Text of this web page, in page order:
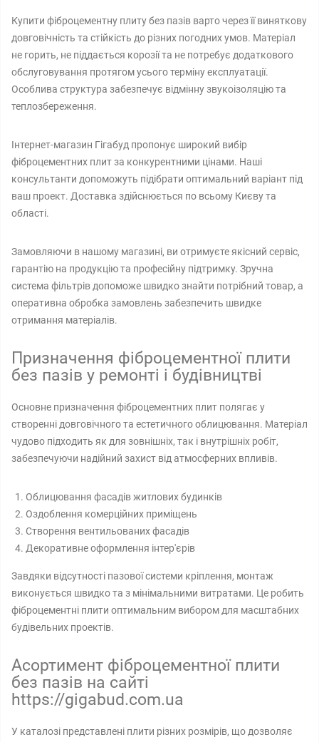
Купити фіброцементну плиту без пазів варто через її виняткову
довговічність та стійкість до різних погодних умов. Матеріал
не горить, не піддається корозії та не потребує додаткового
обслуговування протягом усього терміну експлуатації.
Особлива структура забезпечує відмінну звукоізоляцію та
теплозбереження.
Інтернет-магазин Гігабуд пропонує широкий вибір
фіброцементних плит за конкурентними цінами. Наші
консультанти допоможуть підібрати оптимальний варіант під
ваш проект. Доставка здійснюється по всьому Києву та
області.
Замовляючи в нашому магазині, ви отримуєте якісний сервіс,
гарантію на продукцію та професійну підтримку. Зручна
система фільтрів допоможе швидко знайти потрібний товар, а
оперативна обробка замовлень забезпечить швидке
отримання матеріалів.
Призначення фіброцементної плити
без пазів у ремонті і будівництві
Основне призначення фіброцементних плит полягає у
створенні довговічного та естетичного облицювання. Матеріал
чудово підходить як для зовнішніх, так і внутрішніх робіт,
забезпечуючи надійний захист від атмосферних впливів.
Облицювання фасадів житлових будинків
Оздоблення комерційних приміщень
Створення вентильованих фасадів
Декоративне оформлення інтер'єрів
Завдяки відсутності пазової системи кріплення, монтаж
виконується швидко та з мінімальними витратами. Це робить
фіброцементні плити оптимальним вибором для масштабних
будівельних проектів.
Асортимент фіброцементної плити
без пазів на сайті
https://gigabud.com.ua
У каталозі представлені плити різних розмірів, що дозволяє